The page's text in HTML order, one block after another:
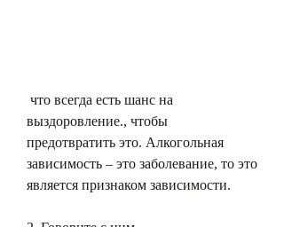
выздоровление., чтобы
предотвратить это. Алкогольная
зависимость – это заболевание, то это
является признаком зависимости.